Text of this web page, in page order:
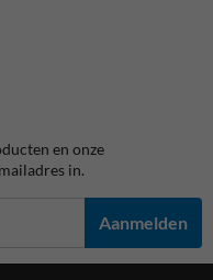
en onze
in.
Aanmelden